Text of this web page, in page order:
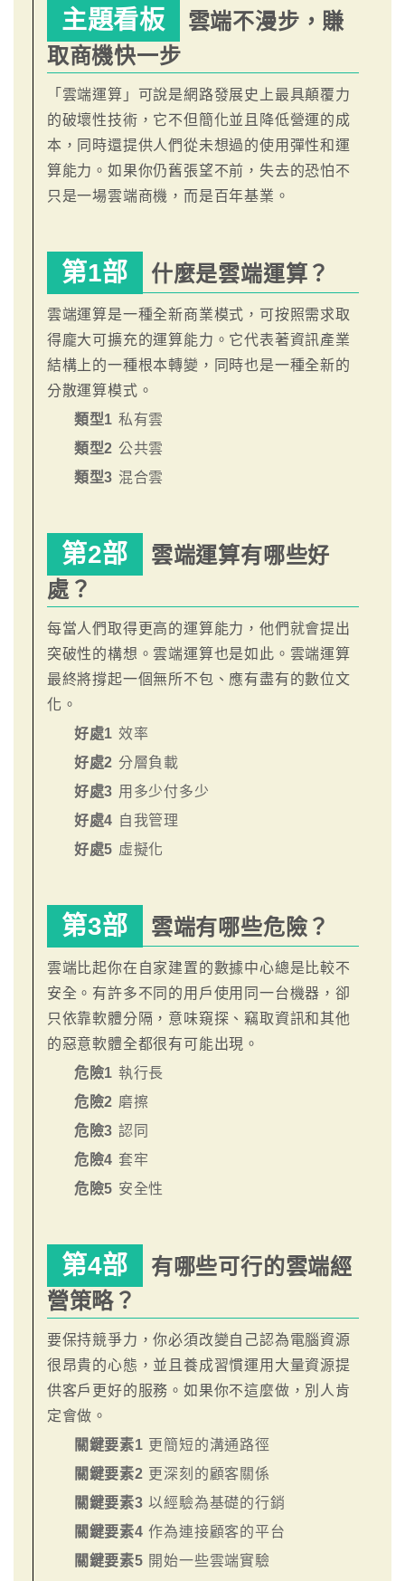
主題看板
雲端不漫步，賺
取商機快一步
「雲端運算」可說是網路發展史上最具顛覆力
的破壞性技術，它不但簡化並且降低營運的成
本，同時還提供人們從未想過的使用彈性和運
算能力。如果你仍舊張望不前，失去的恐怕不
只是一場雲端商機，而是百年基業。
第1部 什麼是雲端運算？
雲端運算是一種全新商業模式，可按照需求取
得龐大可擴充的運算能力。它代表著資訊產業
結構上的一種根本轉變，同時也是一種全新的
分散運算模式。
類型1 私有雲
類型2 公共雲
類型3 混合雲
第2部
雲端運算有哪些好
處？
每當人們取得更高的運算能力，他們就會提出
突破性的構想。雲端運算也是如此。雲端運算
最終將撐起一個無所不包、應有盡有的數位文
化。
好處1 效率
好處2 分層負載
好處3 用多少付多少
好處4 自我管理
好處5 虛擬化
第3部 雲端有哪些危險？
雲端比起你在自家建置的數據中心總是比較不
安全。有許多不同的用戶使用同一台機器，卻
只依靠軟體分隔，意味窺探、竊取資訊和其他
的惡意軟體全都很有可能出現。
危險1 執行長
危險2 磨擦
危險3 認同
危險4 套牢
危險5 安全性
第4部
有哪些可行的雲端經
營策略？
要保持競爭力，你必須改變自己認為電腦資源
很昂貴的心態，並且養成習慣運用大量資源提
供客戶更好的服務。如果你不這麼做，別人肯
定會做。
關鍵要素1 更簡短的溝通路徑
關鍵要素2 更深刻的顧客關係
關鍵要素3 以經驗為基礎的行銷
關鍵要素4 作為連接顧客的平台
關鍵要素5 開始一些雲端實驗